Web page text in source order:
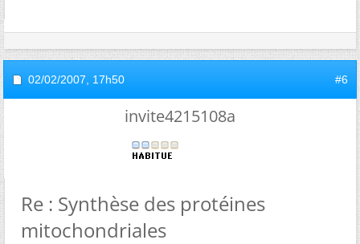
02/02/2007, 17h50 #6
invite4215108a
Re : Synthèse des protéines
mitochondriales